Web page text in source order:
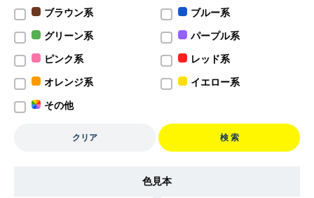
ブラウン系 ブルー系
グリーン系 パープル系
ピンク系 レッド系
オレンジ系 イエロー系
その他
クリア 検 索
色見本